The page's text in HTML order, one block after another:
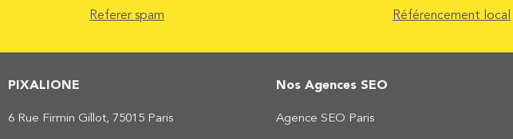
Referer spam
Référencement local
PIXALIONE
6 Rue Firmin Gillot, 75015 Paris
Nos Agences SEO
Agence SEO Paris